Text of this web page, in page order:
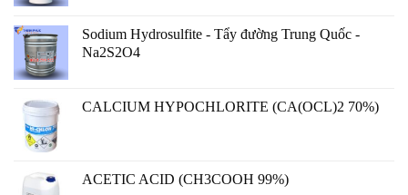
Sodium Hydrosulfite - Tẩy đường Trung Quốc -
Na2S2O4
CALCIUM HYPOCHLORITE (CA(OCL)2 70%)
ACETIC ACID (CH3COOH 99%)